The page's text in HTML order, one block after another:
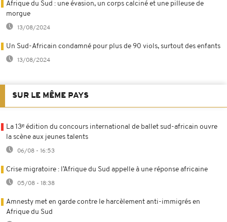
Afrique du Sud : une évasion, un corps calciné et une pilleuse de
morgue
13/08/2024
Un Sud-Africain condamné pour plus de 90 viols, surtout des enfants
13/08/2024
SUR LE MÊME PAYS
La 13ᵉ édition du concours international de ballet sud-africain ouvre
la scène aux jeunes talents
06/08 - 16:53
Crise migratoire : l’Afrique du Sud appelle à une réponse africaine
05/08 - 18:38
Amnesty met en garde contre le harcèlement anti-immigrés en
Afrique du Sud